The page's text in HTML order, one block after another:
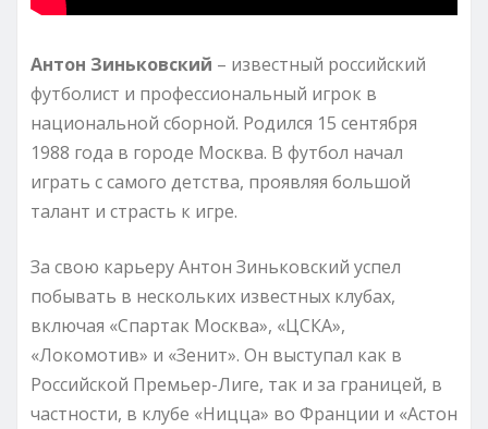
Антон Зиньковский – известный российский
футболист и профессиональный игрок в
национальной сборной. Родился 15 сентября
1988 года в городе Москва. В футбол начал
играть с самого детства, проявляя большой
талант и страсть к игре.
За свою карьеру Антон Зиньковский успел
побывать в нескольких известных клубах,
включая «Спартак Москва», «ЦСКА»,
«Локомотив» и «Зенит». Он выступал как в
Российской Премьер-Лиге, так и за границей, в
частности, в клубе «Ницца» во Франции и «Астон